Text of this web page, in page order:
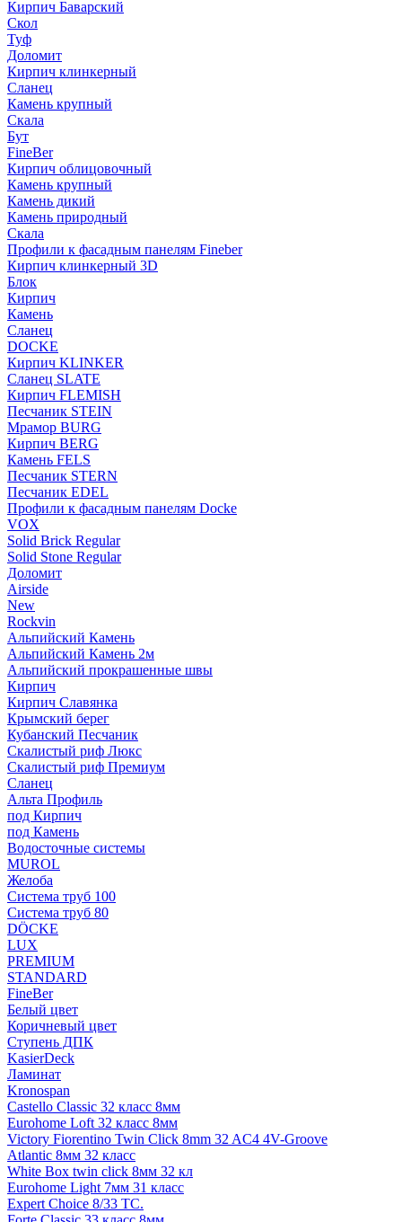
Кирпич Баварский
Скол
Туф
Доломит
Кирпич клинкерный
Сланец
Камень крупный
Скала
Бут
FineBer
Кирпич облицовочный
Камень крупный
Камень дикий
Камень природный
Скала
Профили к фасадным панелям Fineber
Кирпич клинкерный 3D
Блок
Кирпич
Камень
Сланец
DOCKE
Кирпич KLINKER
Сланец SLATE
Кирпич FLEMISH
Пес­ча­ник STEIN
Мрамор BURG
Кирпич BERG
Камень FELS
Пес­ча­ник STERN
Пес­ча­ник EDEL
Профили к фасадным панелям Docke
VOX
Solid Brick Regular
Solid Stone Regular
Доломит
Airside
New
Rockvin
Альпийский Камень
Альпийский Камень 2м
Альпийский прокрашенные швы
Кирпич
Кирпич Славянка
Крымский берег
Кубанский Песчаник
Скалистый риф Люкс
Скалистый риф Премиум
Сланец
Альта Профиль
под Кирпич
под Камень
Водосточные системы
MUROL
Желоба
Система труб 100
Система труб 80
DÖCKE
LUX
PREMIUM
STANDARD
FineBer
Белый цвет
Коричневый цвет
Ступень ДПК
KasierDeck
Ламинат
Kronospan
Castello Classic 32 класс 8мм
Eurohome Loft 32 класс 8мм
Victory Fiorentino Twin Click 8mm 32 AC4 4V-Groove
Atlantic 8мм 32 класс
White Box twin click 8мм 32 кл
Eurohome Light 7мм 31 класс
Expert Choice 8/33 TC.